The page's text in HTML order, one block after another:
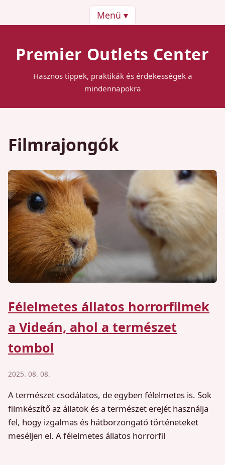
Menü ▾
Premier Outlets Center
Hasznos tippek, praktikák és érdekességek a
mindennapokra
Filmrajongók
Félelmetes állatos horrorfilmek
a Videán, ahol a természet
tombol
2025. 08. 08.
A természet csodálatos, de egyben félelmetes is. Sok
filmkészítő az állatok és a természet erejét használja
fel, hogy izgalmas és hátborzongató történeteket
meséljen el. A félelmetes állatos horrorfil